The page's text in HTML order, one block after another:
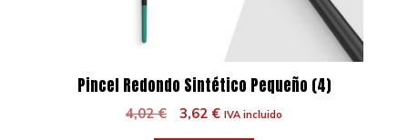
Pincel Redondo Sintético Pequeño (4)
4,02€
El
3,62 €ElIVA incluido